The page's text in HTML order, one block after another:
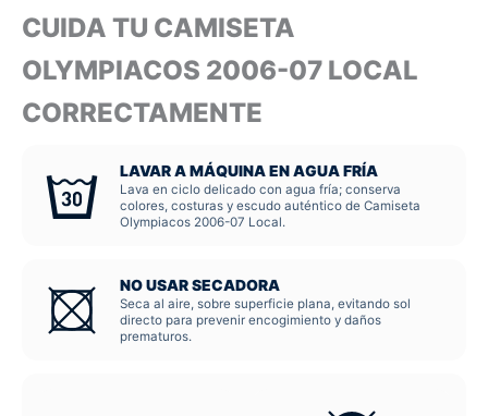
CUIDA TU CAMISETA
OLYMPIACOS 2006-07 LOCAL
CORRECTAMENTE
LAVAR A MÁQUINA EN AGUA FRÍA
Lava en ciclo delicado con agua fría; conserva
colores, costuras y escudo auténtico de Camiseta
Olympiacos 2006-07 Local.
NO USAR SECADORA
Seca al aire, sobre superficie plana, evitando sol
directo para prevenir encogimiento y daños
prematuros.